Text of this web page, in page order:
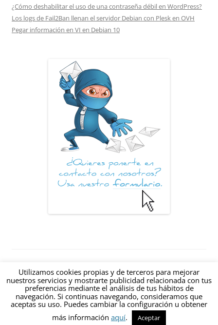
¿Cómo deshabilitar el uso de una contraseña débil en WordPress?
Los logs de Fail2Ban llenan el servidor Debian con Plesk en OVH
Pegar información en VI en Debian 10
Valencia (España) |
|RSS|
estamos@hablandodeinternet.com
Contacto·Aviso Legal·Política de Privacidad·Política de Cookies
Utilizamos cookies propias y de terceros para mejorar
nuestros servicios y mostrarte publicidad relacionada con tus
preferencias mediante el análisis de tus hábitos de
navegación. Si continuas navegando, consideramos que
aceptas su uso. Puedes cambiar la configuración u obtener
más información aquí. Aceptar